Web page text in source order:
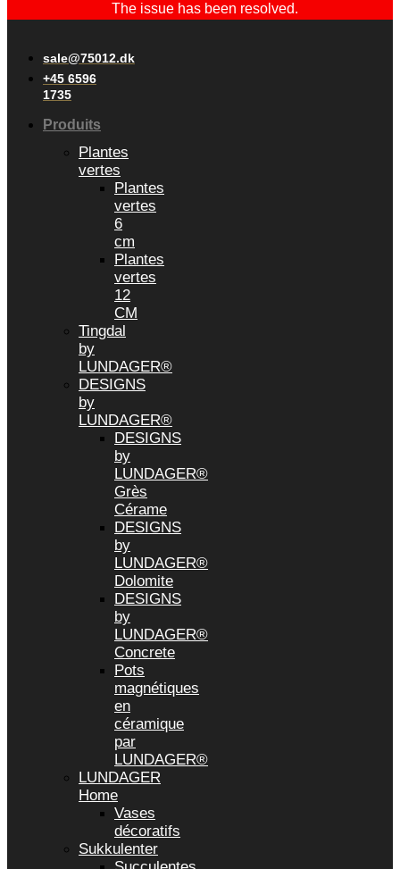
The issue has been resolved.
sale@75012.dk
+45 6596
1735
Produits
Plantes
vertes
Plantes
vertes
6
cm
Plantes
vertes
12
CM
Tingdal
by
LUNDAGER®
DESIGNS
by
LUNDAGER®
DESIGNS
by
LUNDAGER®
Grès
Cérame
DESIGNS
by
LUNDAGER®
Dolomite
DESIGNS
by
LUNDAGER®
Concrete
Pots
magnétiques
en
céramique
par
LUNDAGER®
LUNDAGER
Home
Vases
décoratifs
Sukkulenter